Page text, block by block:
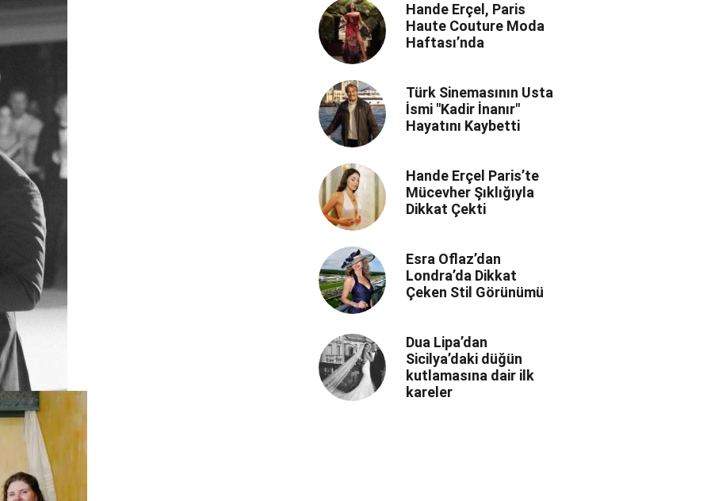
Hande Erçel, Paris
Haute Couture Moda
Haftası’nda
Türk Sinemasının Usta
İsmi "Kadir İnanır"
Hayatını Kaybetti
Hande Erçel Paris’te
Mücevher Şıklığıyla
Dikkat Çekti
Esra Oflaz’dan
Londra’da Dikkat
Çeken Stil Görünümü
Dua Lipa’dan
Sicilya’daki düğün
kutlamasına dair ilk
kareler